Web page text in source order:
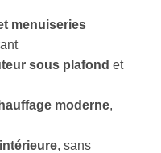
menuiseries
sous plafond et
moderne,
, sans